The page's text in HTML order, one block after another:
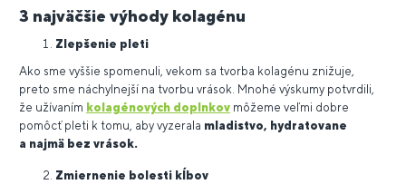
3 najväčšie výhody kolagénu
Zlepšenie pleti
Ako sme vyššie spomenuli, vekom sa tvorba kolagénu znižuje,
preto sme náchylnejší na tvorbu vrások. Mnohé výskumy potvrdili,
že užívaním kolagénových doplnkov môžeme veľmi dobre
pomôcť pleti k tomu, aby vyzerala mladistvo, hydratovane
a najmä bez vrások.
Zmiernenie bolesti kĺbov